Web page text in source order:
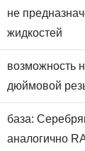
не
жидкостей
возможность
дюймовой
база:
аналогично